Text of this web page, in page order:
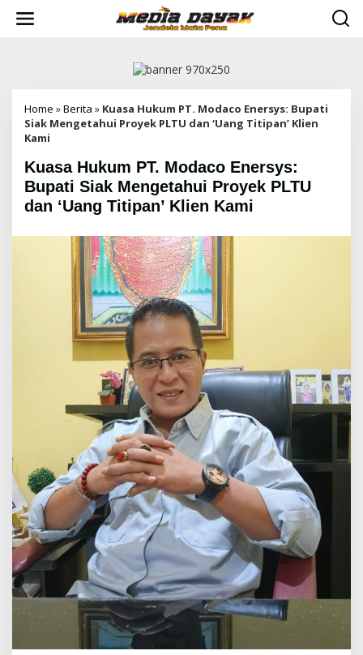
Home »Berita » Kuasa Hukum PT. Modaco Enersys: Bupati
Siak Mengetahui Proyek PLTU dan ‘Uang Titipan’ Klien
Kami
Kuasa Hukum PT. Modaco Enersys:
Bupati Siak Mengetahui Proyek PLTU
dan ‘Uang Titipan’ Klien Kami